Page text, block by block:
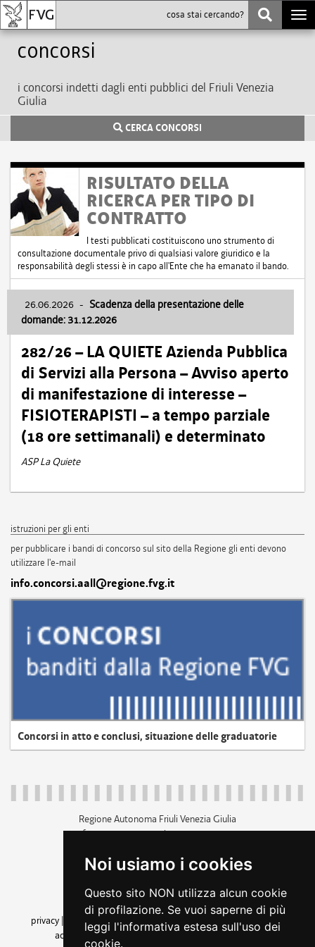
Noi usiamo i cookies
Questo sito NON utilizza alcun cookie
di profilazione. Se vuoi saperne di più
leggi l'informativa estesa sull'uso dei
cookie.
Concorsi
i concorsi indetti dagli enti pubblici del Friuli Venezia
Giulia
CERCA CONCORSI
RISULTATO DELLA
RICERCA PER TIPO DI
CONTRATTO
I testi pubblicati costituiscono uno strumento di
consultazione documentale privo di qualsiasi valore giuridico e la
responsabilità degli stessi è in capo all'Ente che ha emanato il bando.
26.06.2026 - Scadenza della presentazione delle
domande: 31.12.2026
282/26 – LA QUIETE Azienda Pubblica
di Servizi alla Persona – Avviso aperto
di manifestazione di interesse –
FISIOTERAPISTI – a tempo parziale
(18 ore settimanali) e determinato
ASP La Quiete
istruzioni per gli enti
per pubblicare i bandi di concorso sul sito della Regione gli enti devono
utilizzare l'e-mail
info.concorsi.aall@regione.fvg.it
Concorsi in atto e conclusi, situazione delle graduatorie
Regione Autonoma Friuli Venezia Giulia
c.f. 80014930327; p.iva 00526040324
+39 040 3771111
amministrazione trasparente
privacy
cookie |note legali accessibilità
dichiarazione di
accessibilità| feedback cambio preferenze cookie